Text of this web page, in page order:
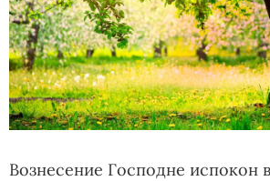
Вознесение Господне испокон